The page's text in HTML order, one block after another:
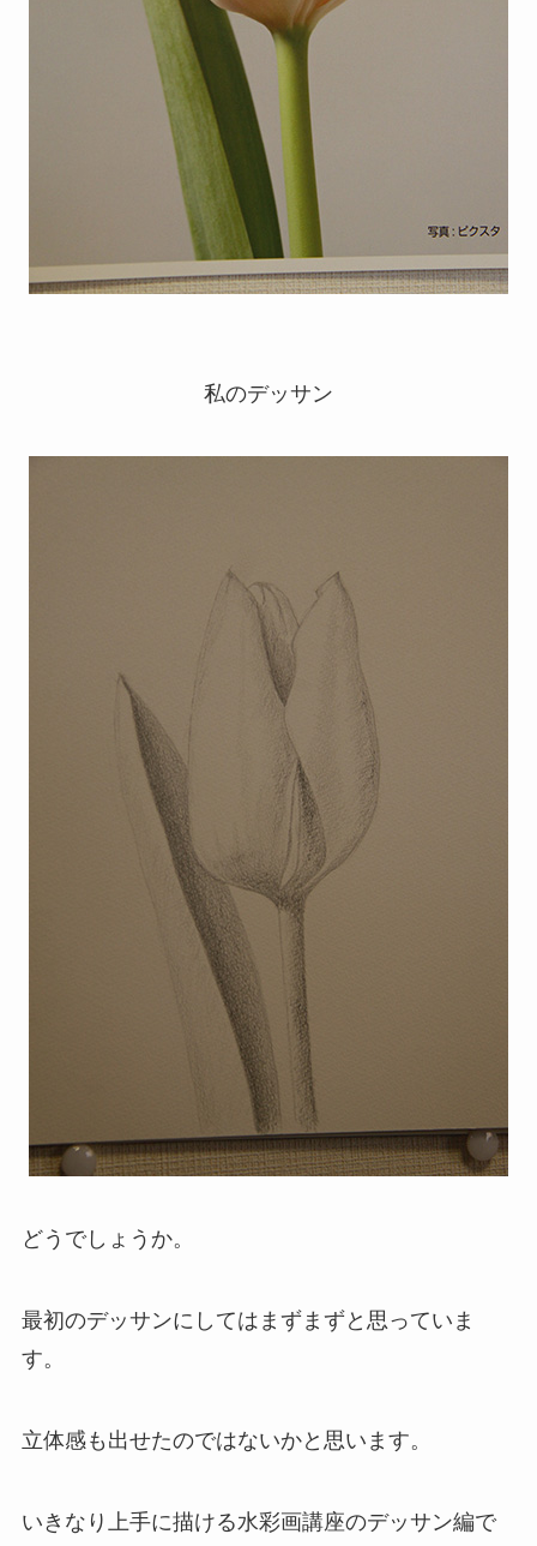
私のデッサン
どうでしょうか。
最初のデッサンにしてはまずまずと思っていま
す。
立体感も出せたのではないかと思います。
いきなり上手に描ける水彩画講座のデッサン編で